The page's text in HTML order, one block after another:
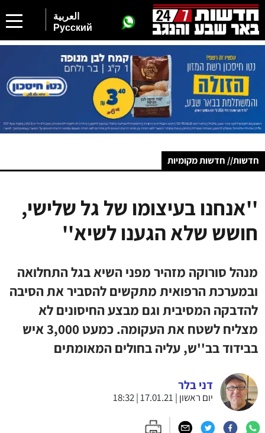
العربية
Русский
חדשות// חדשות מקומיות
''אנחנו בעיצומו של גל שלישי,
חושש שלא הגענו לשיא''
מנהל סורוקה מזהיר מפני השיא בגל התחלואה
ובמערכת הרפואית מתקשים להסביר את הסיבה
להדבקה המסיבית וגם מבצע החיסונים לא
מצליח לשטח את העקומה. כמעט 3,000 איש
בבידוד בב''ש, עליה בחולים המאומתים
דני בלר
יום ראשון | 17.01.21 | 18:32